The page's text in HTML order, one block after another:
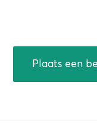
Plaats een